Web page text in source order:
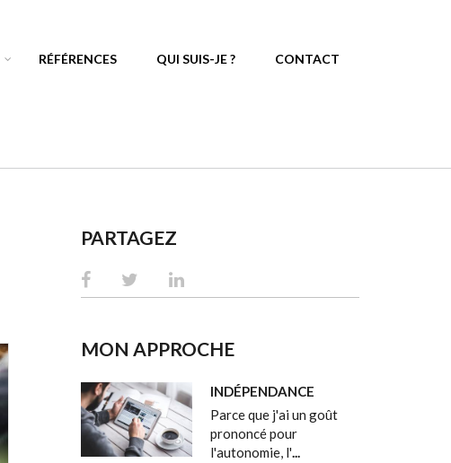
RÉFÉRENCES QUI SUIS-JE ? CONTACT
PARTAGEZ
MON APPROCHE
INDÉPENDANCE
Parce que j'ai un goût
prononcé pour
l'autonomie, l'...